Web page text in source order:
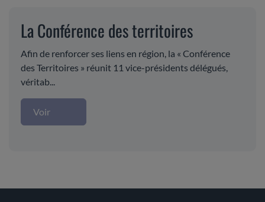
La Conférence des territoires
Afin de renforcer ses liens en région, la « Conférence
des Territoires » réunit 11 vice-présidents délégués,
véritab...
Voir